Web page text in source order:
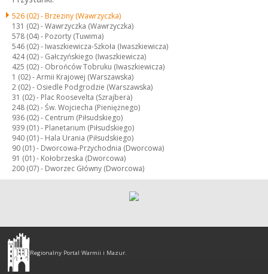
526 (02) -Brzeziny (Wawrzyczka)
131 (02) -Wawrzyczka (Wawrzyczka)
578 (04) - Pozorty (Tuwima)
546 (02) - Iwaszkiewicza-Szkoła (Iwaszkiewicza)
424 (02) - Gałczyńskiego (Iwaszkiewicza)
425 (02) - Obrońców Tobruku (Iwaszkiewicza)
1 (02) -Armii Krajowej (Warszawska)
2 (02) - Osiedle Podgrodzie (Warszawska)
31 (02) - Plac Roosevelta (Szrajbera)
248 (02) -Św. Wojciecha (Pieniężnego)
936 (02) - Centrum (Piłsudskiego)
939 (01) - Planetarium (Piłsudskiego)
940 (01) - Hala Urania (Piłsudskiego)
90 (01) - Dworcowa-Przychodnia (Dworcowa)
91 (01) - Kołobrzeska (Dworcowa)
200 (07) - Dworzec Główny (Dworcowa)
Olsztyn
-
regionalny
Regionalny Portal Warmii i Mazur.